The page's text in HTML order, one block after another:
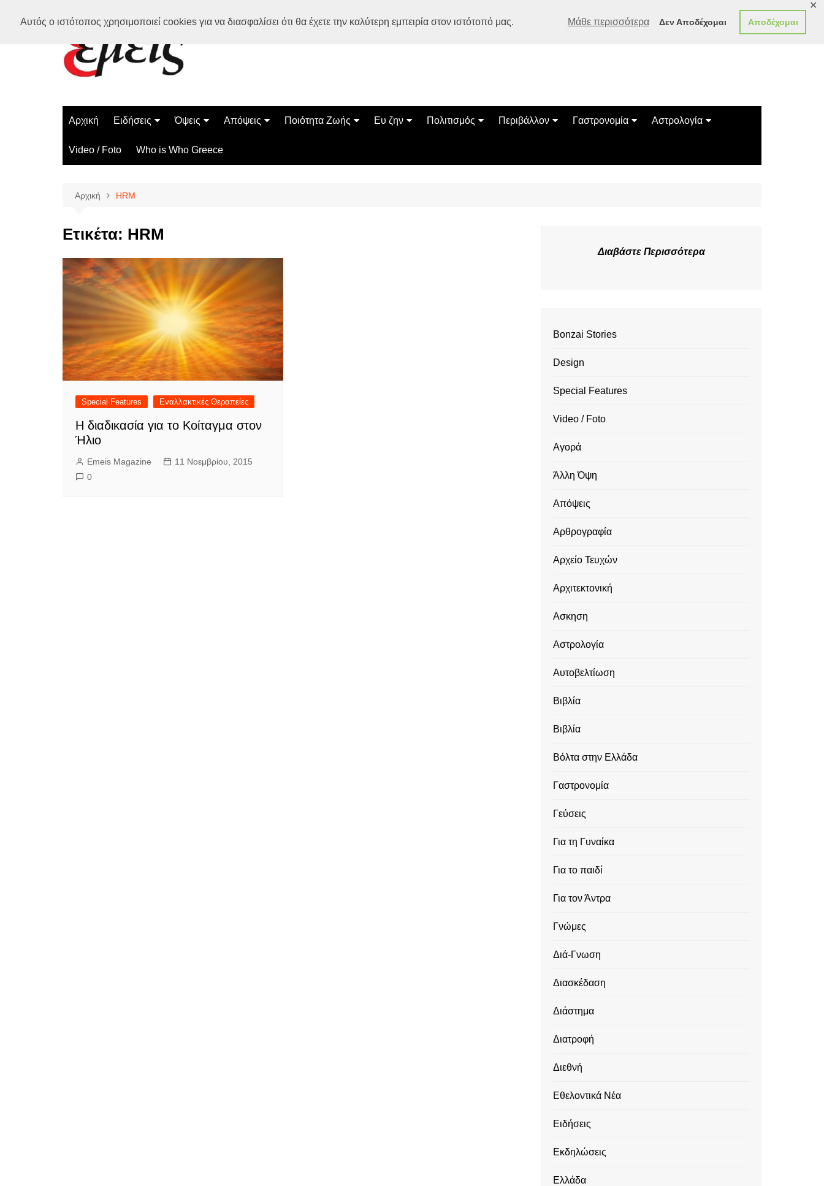
Αυτός ο ιστότοπος χρησιμοποιεί cookies για να διασφαλίσει ότι θα έχετε την καλύτερη εμπειρία στον ιστότοπό μας. Μάθε περισσότερα Δεν Αποδέχομαι Αποδέχομαι
✕
Αρχική Ειδήσεις
Ελλάδα
Διεθνή
Όψεις
Διάστημα
Επιστήμη
Απόψεις
Αρθρογραφία
Ποιότητα Ζωής
Ασκηση
Ευ ζην
Αυτοβελτίωση
Πολιτισμός
Εκδηλώσεις
Περιβάλλον
Οικολογία
Γαστρονομία
Συνταγές
Αστρολογία
Κινέζικο Ωροσκόπιο
Video / Foto Who is Who Greece
Αρχική HRM
Ετικέτα: HRM
Special Features Εναλλακτικές Θεραπείες
Η διαδικασία για το Κοίταγμα στον
Ήλιο
Emeis Magazine
11 Νοεμβρίου, 2015
0
Διαβάστε Περισσότερα
Bonzai Stories
Design
Special Features
Video / Foto
Αγορά
Άλλη Όψη
Απόψεις
Αρθρογραφία
Αρχείο Τευχών
Αρχιτεκτονική
Ασκηση
Αστρολογία
Αυτοβελτίωση
Βιβλία
Βιβλία
Βόλτα στην Ελλάδα
Γαστρονομία
Γεύσεις
Για τη Γυναίκα
Για το παιδί
Για τον Άντρα
Γνώμες
Διά-Γνωση
Διασκέδαση
Διάστημα
Διατροφή
Διεθνή
Εθελοντικά Νέα
Ειδήσεις
Εκδηλώσεις
Ελλάδα